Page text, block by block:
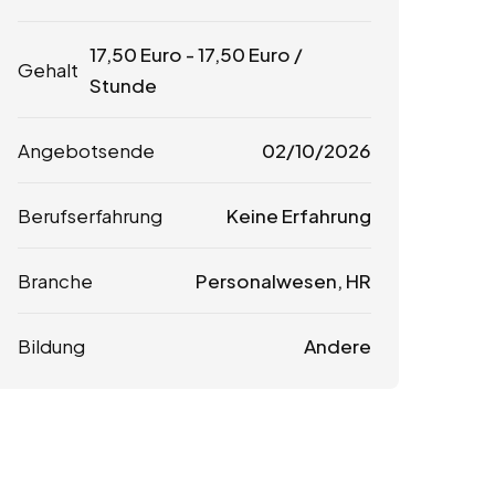
Gehalt
17,50 Euro -17,50 Euro /
Stunde
Angebotsende 02/10/2026
Berufserfahrung Keine Erfahrung
Branche Personalwesen, HR
Bildung Andere